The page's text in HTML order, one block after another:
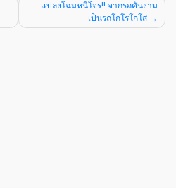
เเปลงโฉมหนีโจร!! จากรถคันงาม
เป็นรถโกโรโกโส